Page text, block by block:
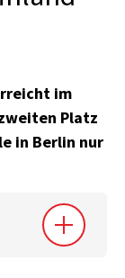
im
Platz
in Berlin nur